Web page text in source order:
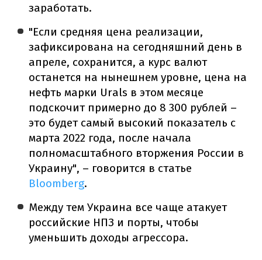
заработать.
"Если средняя цена реализации,
зафиксирована на сегодняшний день в
апреле, сохранится, а курс валют
останется на нынешнем уровне, цена на
нефть марки Urals в этом месяце
подскочит примерно до 8 300 рублей –
это будет самый высокий показатель с
марта 2022 года, после начала
полномасштабного вторжения России в
Украину", – говорится в статье
Bloomberg.
Между тем Украина все чаще атакует
российские НПЗ и порты, чтобы
уменьшить доходы агрессора.